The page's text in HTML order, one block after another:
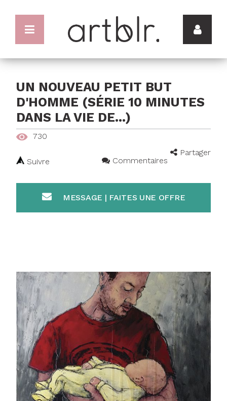
UN NOUVEAU PETIT BUT
D'HOMME (SÉRIE 10 MINUTES
DANS LA VIE DE...)
730
Partager
Suivre
Commentaires
MESSAGE | FAITES UNE OFFRE